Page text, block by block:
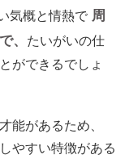
気概と情熱で 周
、
たいがいの仕
ができるでしょ
能があるため、
やすい特徴がある